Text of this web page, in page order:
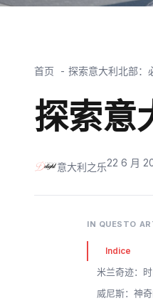
首页 探索意大利北部：
探索意
意大利之乐22 6 月
IN QUESTO
Indice
米兰奇迹：
威尼斯：神